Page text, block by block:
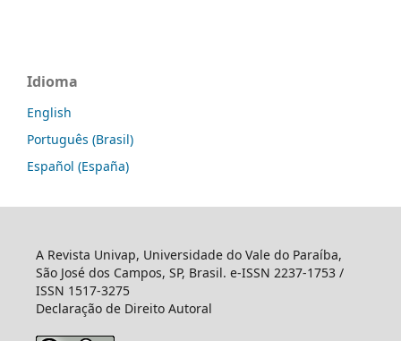
Idioma
English
Português (Brasil)
Español (España)
A Revista Univap, Universidade do Vale do Paraíba,
São José dos Campos, SP, Brasil. e-ISSN 2237-1753 /
ISSN 1517-3275
Declaração de Direito Autoral